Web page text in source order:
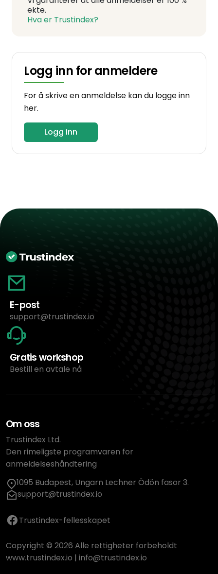
ekte.
Hva er Trustindex?
Logg inn for anmeldere
For å skrive en anmeldelse kan du logge inn
her.
Logg inn
E-post
support@trustindex.io
Gratis workshop
Bestill en avtale nå
Om oss
Trustindex Ltd.
Den rimeligste programvaren for
anmeldelseshåndtering
1095 Budapest, Ungarn Lechner Ödön fasor 3.
support@trustindex.io
Trustindex-fellesskapet
Copyright © 2026 Alle rettigheter forbeholdt
www.trustindex.io | info@trustindex.io